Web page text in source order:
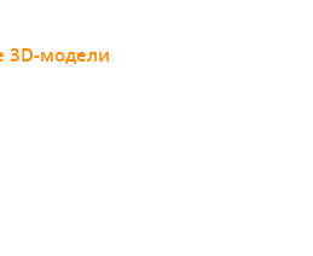
3D-модели